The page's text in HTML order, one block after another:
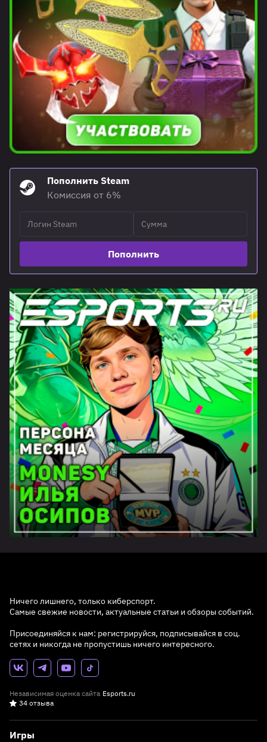
Пополнить Steam
Комиссия от 6%
Пополнить
Ничего лишнего, только киберспорт.
Самые свежие новости, актуальные статьи и обзоры событий.
Присоединяйся к нам: регистрируйся, подписывайся в соц.
сетях и никогда не пропустишь ничего интересного.
Независимая оценка сайта Esports.ru
34 отзыва
Игры